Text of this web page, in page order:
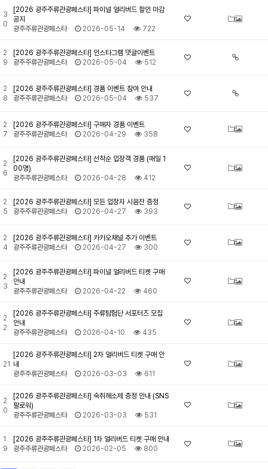
3
0
[2026 광주주류관광페스타] 파이널 얼리버드 할인 마감
공지
광주주류관광페스타
2026-05-14 722
2
9
[2026 광주주류관광페스타] 인스타그램 댓글이벤트
광주주류관광페스타
2026-05-04 512
2
8
[2026 광주주류관광페스타] 경품 이벤트 참여 안내
광주주류관광페스타
2026-05-04 537
2
7
[2026 광주주류관광페스타] 구매자 경품 이벤트
광주주류관광페스타
2026-04-29 358
2
6
[2026 광주주류관광페스타] 선착순 입장객 경품 (매일 1
00명)
광주주류관광페스타
2026-04-28 412
2
5
[2026 광주주류관광페스타] 모든 입장자 시음잔 증정
광주주류관광페스타
2026-04-27 393
2
4
[2026 광주주류관광페스타] 카카오채널 추가 이벤트
광주주류관광페스타
2026-04-27 300
2
3
[2026 광주주류관광페스타] 파이널 얼리버드 티켓 구매
안내
광주주류관광페스타
2026-04-22 460
2
2
[2026 광주주류관광페스타] 주류탐험단 서포터즈 모집
안내
광주주류관광페스타
2026-04-10 435
21
[2026 광주주류관광페스타] 2차 얼리버드 티켓 구매 안
내
광주주류관광페스타
2026-03-03 611
2
0
[2026 광주주류관광페스타] 숙취해소제 증정 안내 (SNS
팔로워)
광주주류관광페스타
2026-03-03 531
1
9
[2026 광주주류관광페스타] 1차 얼리버드 티켓 구매 안내
광주주류관광페스타
2026-02-05 800